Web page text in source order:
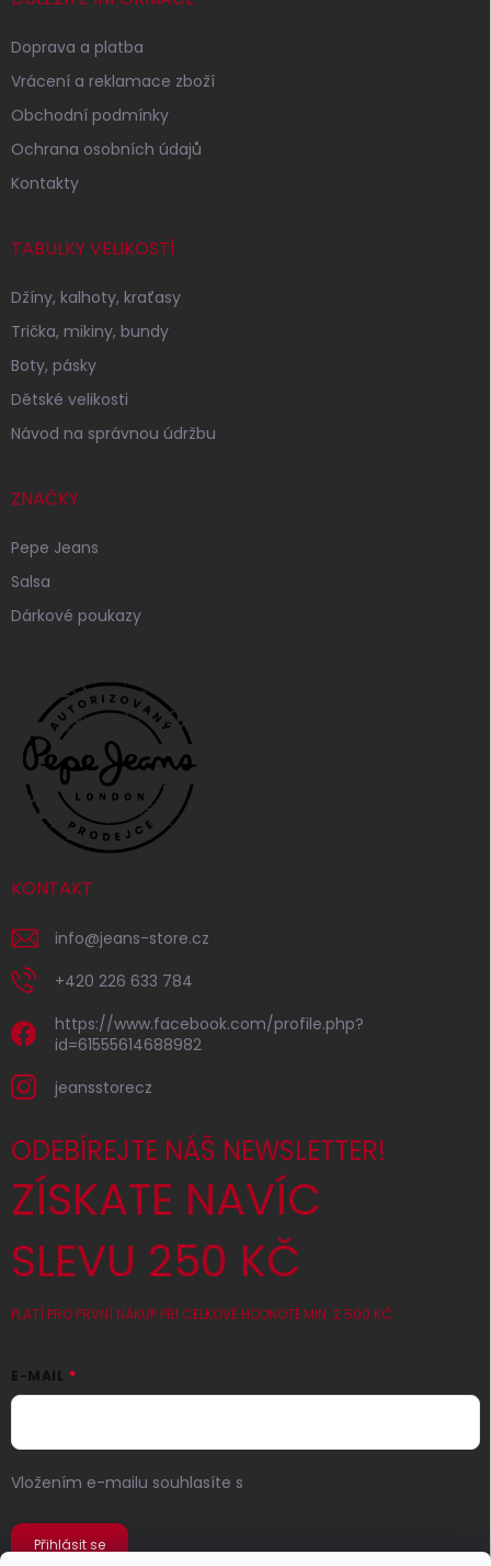
Doprava a platba
Vrácení a reklamace zboží
Obchodní podmínky
Ochrana osobních údajů
Kontakty
TABULKY VELIKOSTÍ
Džíny, kalhoty, kraťasy
Trička, mikiny, bundy
Boty, pásky
Dětské velikosti
Návod na správnou údržbu
ZNAČKY
Pepe Jeans
Salsa
Dárkové poukazy
KONTAKT
info@jeans-store.cz
+420 226 633 784
https://www.facebook.com/profile.php?
id=61555614688982
jeansstorecz
ODEBÍREJTE NÁŠ NEWSLETTER!
ZÍSKATE NAVÍC
SLEVU 250 KČ
PLATÍ PRO PRVNÍ NÁKUP PŘI CELKOVÉ HODNOTĚ MIN. 2 500 KČ
E-MAIL
Vložením e-mailu souhlasíte s
Přihlásit se